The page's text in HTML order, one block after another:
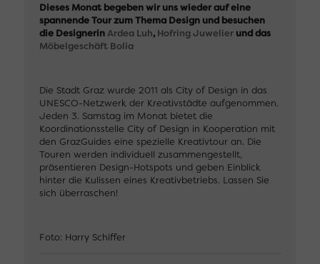
Dieses Monat begeben wir uns wieder auf eine
spannende Tour zum Thema Design und besuchen
die DesignerinArdea Luh, Hofring Juwelier und das
Möbelgeschäft Bolia
Die Stadt Graz wurde 2011 als City of Design in das
UNESCO-Netzwerk der Kreativstädte aufgenommen.
Jeden 3. Samstag im Monat bietet die
Koordinationsstelle City of Design in Kooperation mit
den GrazGuides eine spezielle Kreativtour an. Die
Touren werden individuell zusammengestellt,
präsentieren Design-Hotspots und geben Einblick
hinter die Kulissen eines Kreativbetriebs. Lassen Sie
sich überraschen!
Foto: Harry Schiffer